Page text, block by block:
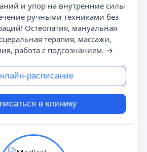
и упор на внутренние силы
ручными техниками без
Остеопатия, мануальная
терапия, массажи,
работа с подсознанием. →
расписание
в клинику